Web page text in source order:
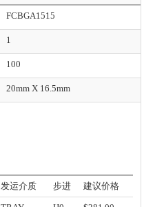
FCBGA1515
1
100
20mm X 16.5mm
发运介质 步进 建议价格